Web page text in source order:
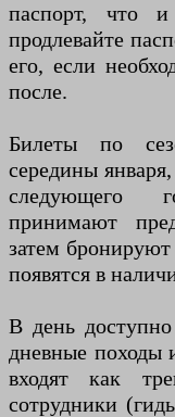
паспорт, что
продлевайте
его, если
после.
Билеты по
середины
следующего
принимают
затем
появятся в
В день
дневные походы
входят как
сотрудники